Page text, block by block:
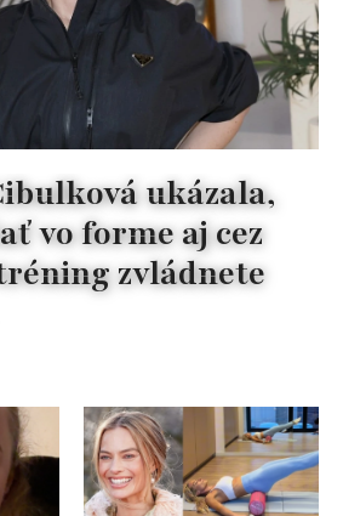
ukázala,
vo forme aj cez
zvládnete